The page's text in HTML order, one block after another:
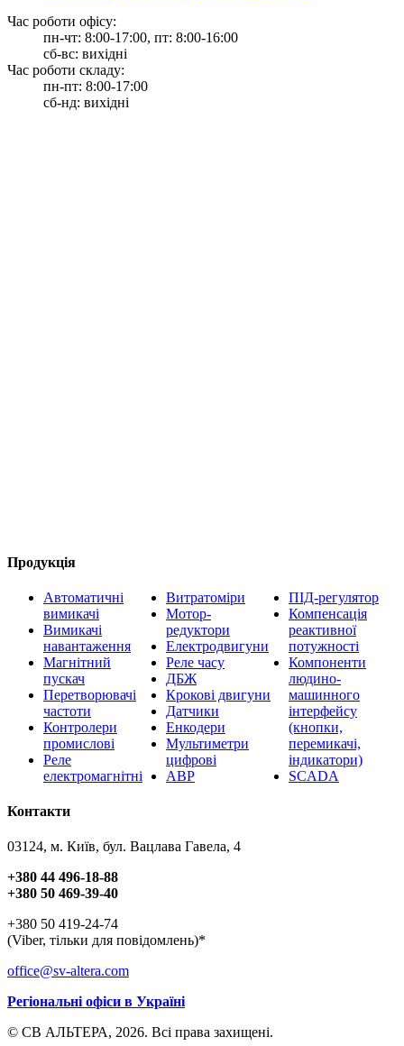
Час роботи офісу:
пн-чт: 8:00-17:00, пт: 8:00-16:00
сб-вс: вихідні
Час роботи складу:
пн-пт: 8:00-17:00
сб-нд: вихідні
Продукція
Автоматичні
вимикачі
Вимикачі
навантаження
Магнітний
пускач
Перетворювачі
частоти
Контролери
промислові
Реле
електромагнітні
Витратоміри
Мотор-
редуктори
Електродвигуни
Реле часу
ДБЖ
Крокові двигуни
Датчики
Енкодери
Мультиметри
цифрові
АВР
ПІД-регулятор
Компенсація
реактивної
потужності
Компоненти
людино-
машинного
інтерфейсу
(кнопки,
перемикачі,
індикатори)
SCADA
Контакти
03124, м. Київ, бул. Вацлава Гавела, 4
+380 44 496-18-88
+380 50 469-39-40
+380 50 419-24-74
(Viber, тільки для повідомлень)*
office@sv-altera.com
Регіональні офіси в Україні
© СВ АЛЬТЕРА, 2026. Всі права захищені.